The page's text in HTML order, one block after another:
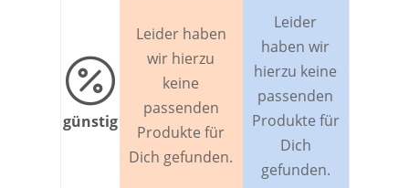

günstig
Leider haben
wir hierzu
keine
passenden
Produkte für
Dich gefunden.
Leider
haben wir
hierzu keine
passenden
Produkte für
Dich
gefunden.